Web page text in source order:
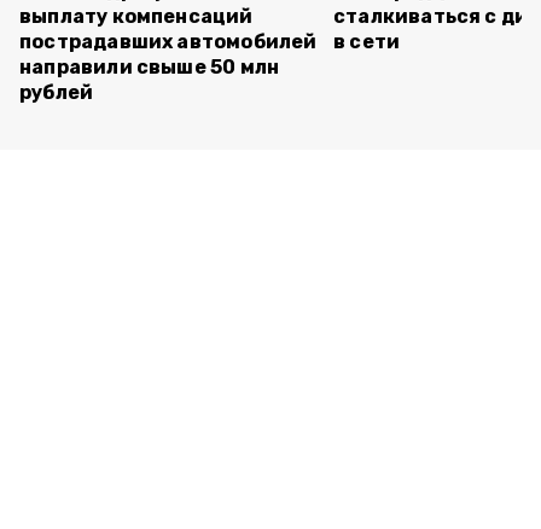
выплату компенсаций
пострадавших автомобилей
направили свыше 50 млн
рублей
сталкиваться с
в сети